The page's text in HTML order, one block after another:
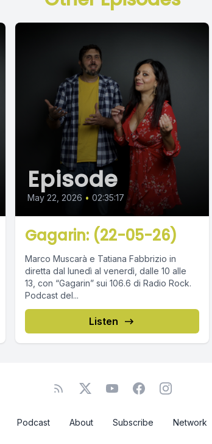
Episode
May 22, 2026 • 02:35:17
Gagarin: (22-05-26)
Marco Muscarà e Tatiana Fabbrizio in
diretta dal lunedì al venerdì, dalle 10 alle
13, con “Gagarin” sui 106.6 di Radio Rock.
Podcast del...
Listen
Podcast About Subscribe Network